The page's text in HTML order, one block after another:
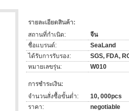
รายละเอียดสินค้า:
สถานที่กำเนิด:
จีน
ชื่อแบรนด์:
SeaLand
ได้รับการรับรอง:
SGS, FDA,
หมายเลขรุ่น:
W010
การชำระเงิน:
จำนวนสั่งซื้อขั้นต่ำ:
10, 000pcs
ราคา:
negotiable